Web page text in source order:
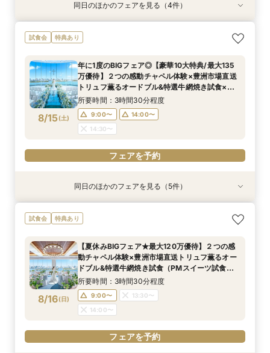
8/11(火)
【ドレス特典◎】感動チャペル＆本番直前コー
ディネート体験
9:00〜 14:00〜
フェアを予約
8/11(火)
【6名からの会食に】 絶景を楽しめるプライベー
トWD相談会
9:00〜 14:00〜
フェアを予約
8/11(火)
【見積り徹底比較！】 感動チャペル体験×安心◎
お見積り相談会
9:00〜 14:00〜
フェアを予約
8/11(火)
少人数も利用OK【新プラン発表】2026年内限
定お得に叶える絶景Wedding
9:00〜 14:00〜
フェアを予約
同日のほかのフェアを見る（4件）
試食会 特典あり
8/15(土)
年に1度のBIGフェア◎【豪華10大特典/最大135
万優待】２つの感動チャペル体験×豊洲市場直送
トリュフ薫るオードブル&特選牛網焼き試食×ド
レス特典
所要時間：3時間30分程度
9:00〜
14:00〜
14:30〜
フェアを予約
8/15(土)
【ドレス特典◎】感動チャペル＆本番直前コー
ディネート体験
9:00〜 14:00〜
フェアを予約
8/15(土)
【見積り徹底比較！】 感動チャペル体験×安心◎
お見積り相談会
9:00〜 14:00〜
フェアを予約
特典あり
8/15(土)
初見特典有◎【安心！初めてを応援】豪華無料試
食×ホテルWDまるっと体験
9:00〜 14:00〜
フェアを予約
特典あり
8/15(土)
【6名から25名に◎】 絶景を楽しめる少人数
WD×豪華試食会
9:00〜 14:00〜
フェアを予約
8/15(土)
少人数も利用OK【新プラン発表】2026年内限
定お得に叶える絶景Wedding
9:00〜 14:00〜
フェアを予約
同日のほかのフェアを見る（5件）
試食会 特典あり
8/16(日)
【夏休みBIGフェア★最大120万優待】２つの感
動チャペル体験×豊洲市場直送トリュフ薫るオー
ドブル&特選牛網焼き試食（PMスイーツ試食）×
ドレス特典
所要時間：3時間30分程度
9:00〜
13:30〜
14:00〜
フェアを予約